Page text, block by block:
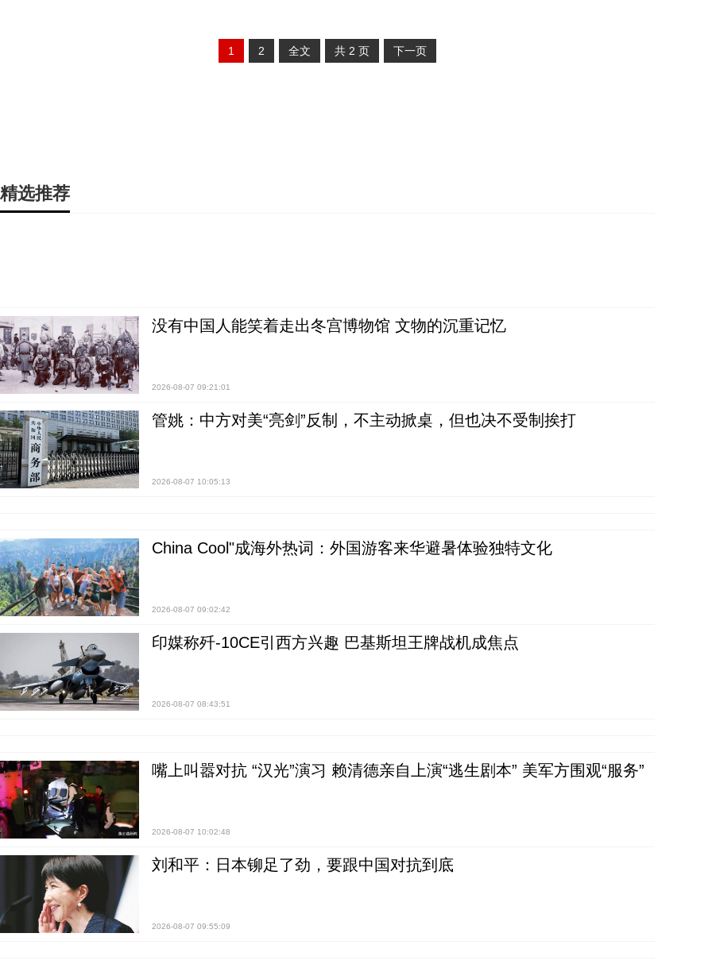
1 2 全文 共 2 页 下一页
精选推荐
没有中国人能笑着走出冬宫博物馆 文物的沉重记忆
2026-08-07 09:21:01
管姚：中方对美“亮剑”反制，不主动掀桌，但也决不受制挨打
2026-08-07 10:05:13
China Cool"成海外热词：外国游客来华避暑体验独特文化
2026-08-07 09:02:42
印媒称歼-10CE引西方兴趣 巴基斯坦王牌战机成焦点
2026-08-07 08:43:51
嘴上叫嚣对抗 “汉光”演习 赖清德亲自上演“逃生剧本” 美军方围观“服务”
2026-08-07 10:02:48
刘和平：日本铆足了劲，要跟中国对抗到底
2026-08-07 09:55:09